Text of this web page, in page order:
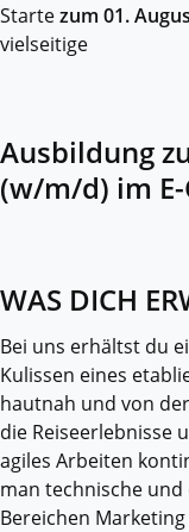
Startezum 01.
vielseitige
Ausbildung
(w/m/d) im
WAS DICH
Bei uns erhältst du
Kulissen eines
hautnah und von
die Reiseerlebnisse
agiles Arbeiten
man technische
Bereichen